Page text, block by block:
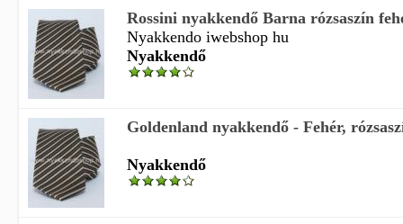
Rossini nyakkendő Barna rózsaszín
Nyakkendo iwebshop hu
Nyakkendő
Goldenland nyakkendő - Fehér,
Nyakkendő